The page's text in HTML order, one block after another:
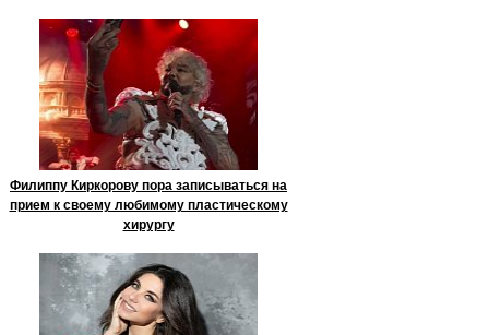
Филиппу Киркорову пора записываться на
прием к своему любимому пластическому
хирургу